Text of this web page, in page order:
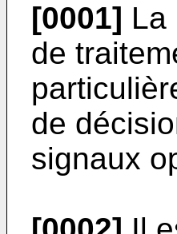
[0001] La
de
de
signaux